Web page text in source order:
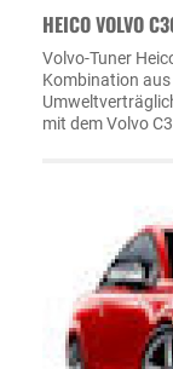
HEICO VOLVO
Volvo-Tuner
Kombination
mit dem Volvo